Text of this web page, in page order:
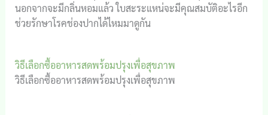
นอกจากจะมีกลิ่นหอมแล้ว ใบสะระแหน่จะมีคุณสมบัติอะไรอีก
ช่วยรักษาโรคช่องปากได้ไหมมาดูกัน
วิธีเลือกซื้ออาหารสดพร้อมปรุงเพื่อสุขภาพ
วิธีเลือกซื้ออาหารสดพร้อมปรุงเพื่อสุขภาพ